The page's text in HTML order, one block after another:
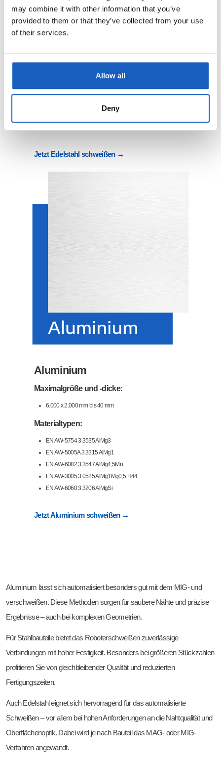
may combine it with other information that you’ve
provided to them or that they’ve collected from your use
of their services.
Allow all
Deny
16.000 x 4.000 mm bis 12 mm
1.4301 X5CrNi18-10 (V2A)
Jetzt Edelstahl schweißen →
Aluminium
Maximalgröße und -dicke:
6.000 x 2.000 mm bis 40 mm
Materialtypen:
EN AW-5754 3.3535 AlMg3
EN AW-5005A 3.3315 AlMg1
EN AW-6082 3.3547 AlMg4,5Mn
EN AW-3005 3.0525 AlMg1Mg0,5 H44
EN AW-6060 3.3206 AlMgSi
Jetzt Aluminium schweißen →
Aluminium lässt sich automatisiert besonders gut mit dem MIG- und
verschweißen. Diese Methoden sorgen für saubere Nähte und präzise
Ergebnisse – auch bei komplexen Geometrien.
Für Stahlbauteile bietet das Roboterschweißen zuverlässige
Verbindungen mit hoher Festigkeit. Besonders bei größeren Stückzahlen
profitieren Sie von gleichbleibender Qualität und reduzierten
Fertigungszeiten.
Auch Edelstahl eignet sich hervorragend für das automatisierte
Schweißen – vor allem bei hohen Anforderungen an die Nahtqualität und
Oberflächenoptik. Dabei wird je nach Bauteil das MAG- oder MIG-
Verfahren angewandt.